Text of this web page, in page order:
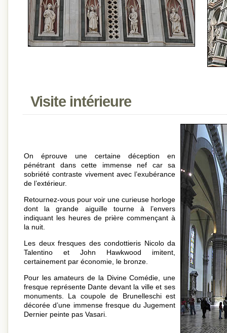
Visite intérieure
On éprouve une certaine déception en
pénétrant dans cette immense nef car sa
sobriété contraste vivement avec l’exubérance
de l’extérieur.
Retournez-vous pour voir une curieuse horloge
dont la grande aiguille tourne à l’envers
indiquant les heures de prière commençant à
la nuit.
Les deux fresques des condottieris Nicolo da
Talentino et John Hawkwood imitent,
certainement par économie, le bronze.
Pour les amateurs de la Divine Comédie, une
fresque représente Dante devant la ville et ses
monuments. La coupole de Brunelleschi est
décorée d’une immense fresque du Jugement
Dernier peinte pas Vasari.